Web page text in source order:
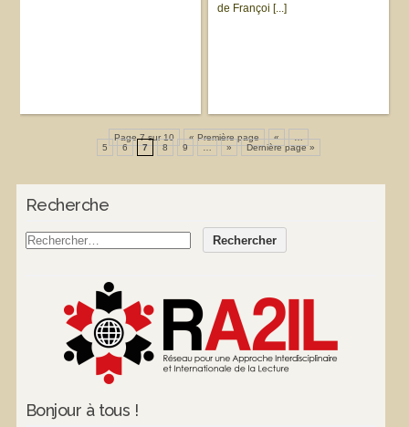
de Françoi [...]
Page 7 sur 10 « Première page «
…
5
6 7 8 9 … » Dernière page »
Recherche
Bonjour à tous !